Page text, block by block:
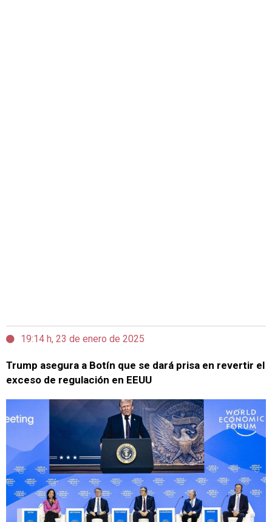
19:14 h, 23 de enero de 2025
Trump asegura a Botín que se dará prisa en revertir el
exceso de regulación en EEUU